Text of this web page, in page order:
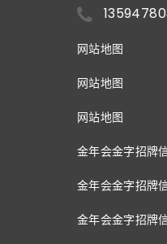
网站地图
网站地图
网站地图
金年会金字招牌
金年会金字招牌
金年会金字招牌